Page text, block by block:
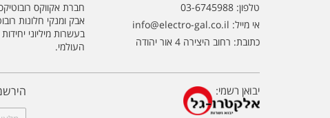
טלפון: 03-6745988
אי מייל: info@electro-gal.co.il
כתובת: רחוב היצירה 4 אור יהודה
חברת אקווקס
אבק ומנקי חלונות
בעשרות מיליוני
העולמי.
יבואן רשמי: